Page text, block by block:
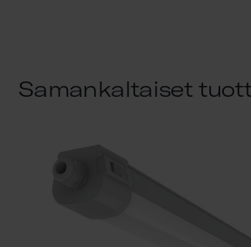
Samankaltaiset